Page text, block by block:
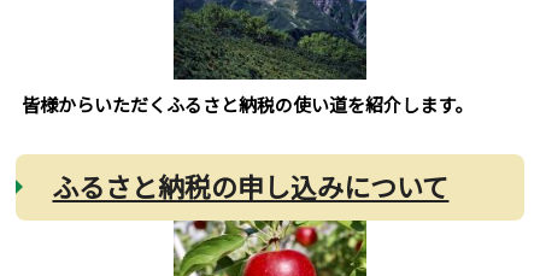
皆様からいただくふるさと納税の使い道を紹介します。
ふるさと納税の申し込みについて